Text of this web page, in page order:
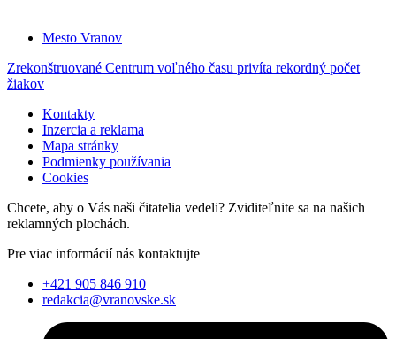
Mesto Vranov
Zrekonštruované Centrum voľného času privíta rekordný počet
žiakov
Kontakty
Inzercia a reklama
Mapa stránky
Podmienky používania
Cookies
Chcete, aby o Vás naši čitatelia vedeli? Zviditeľnite sa na našich
reklamných plochách.
Pre viac informácií nás kontaktujte
+421 905 846 910
redakcia@vranovske.sk